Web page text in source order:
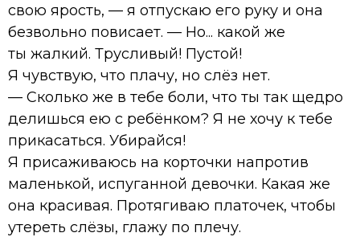
свою ярость, — я отпускаю его руку и она
безвольно повисает. — Но... какой же
ты жалкий. Трусливый! Пустой!
Я чувствую, что плачу, но слёз нет.
— Сколько же в тебе боли, что ты так щедро
делишься ею с ребёнком? Я не хочу к тебе
прикасаться. Убирайся!
Я присаживаюсь на корточки напротив
маленькой, испуганной девочки. Какая же
она красивая. Протягиваю платочек, чтобы
утереть слёзы, глажу по плечу.